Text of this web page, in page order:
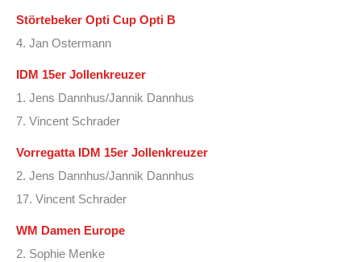
Störtebeker Opti Cup Opti B
4. Jan Ostermann
IDM 15er Jollenkreuzer
1. Jens Dannhus/Jannik Dannhus
7. Vincent Schrader
Vorregatta IDM 15er Jollenkreuzer
2. Jens Dannhus/Jannik Dannhus
17. Vincent Schrader
WM Damen Europe
2. Sophie Menke